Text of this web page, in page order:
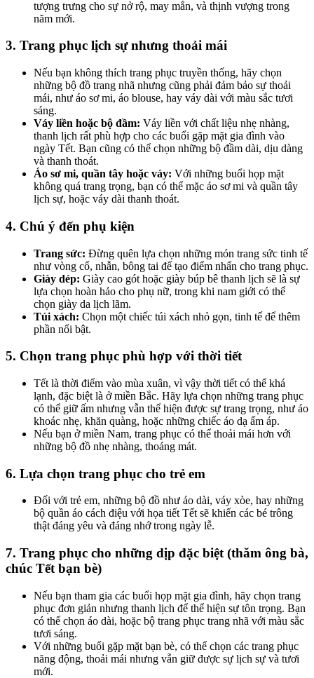
tượng trưng cho sự nở rộ, may mắn, và thịnh vượng trong
năm mới.
3. Trang phục lịch sự nhưng thoải mái
Nếu bạn không thích trang phục truyền thống, hãy chọn
những bộ đồ trang nhã nhưng cũng phải đảm bảo sự thoải
mái, như áo sơ mi, áo blouse, hay váy dài với màu sắc tươi
sáng.
Váy liền hoặc bộ đầm: Váy liền với chất liệu nhẹ nhàng,
thanh lịch rất phù hợp cho các buổi gặp mặt gia đình vào
ngày Tết. Bạn cũng có thể chọn những bộ đầm dài, dịu dàng
và thanh thoát.
Áo sơ mi, quần tây hoặc váy: Với những buổi họp mặt
không quá trang trọng, bạn có thể mặc áo sơ mi và quần tây
lịch sự, hoặc váy dài thanh thoát.
4. Chú ý đến phụ kiện
Trang sức: Đừng quên lựa chọn những món trang sức tinh tế
như vòng cổ, nhẫn, bông tai để tạo điểm nhấn cho trang phục.
Giày dép: Giày cao gót hoặc giày búp bê thanh lịch sẽ là sự
lựa chọn hoàn hảo cho phụ nữ, trong khi nam giới có thể
chọn giày da lịch lãm.
Túi xách: Chọn một chiếc túi xách nhỏ gọn, tinh tế để thêm
phần nổi bật.
5. Chọn trang phục phù hợp với thời tiết
Tết là thời điểm vào mùa xuân, vì vậy thời tiết có thể khá
lạnh, đặc biệt là ở miền Bắc. Hãy lựa chọn những trang phục
có thể giữ ấm nhưng vẫn thể hiện được sự trang trọng, như áo
khoác nhẹ, khăn quàng, hoặc những chiếc áo dạ ấm áp.
Nếu bạn ở miền Nam, trang phục có thể thoải mái hơn với
những bộ đồ nhẹ nhàng, thoáng mát.
6. Lựa chọn trang phục cho trẻ em
Đối với trẻ em, những bộ đồ như áo dài, váy xòe, hay những
bộ quần áo cách điệu với họa tiết Tết sẽ khiến các bé trông
thật đáng yêu và đáng nhớ trong ngày lễ.
7. Trang phục cho những dịp đặc biệt (thăm ông bà,
chúc Tết bạn bè)
Nếu bạn tham gia các buổi họp mặt gia đình, hãy chọn trang
phục đơn giản nhưng thanh lịch để thể hiện sự tôn trọng. Bạn
có thể chọn áo dài, hoặc bộ trang phục trang nhã với màu sắc
tươi sáng.
Với những buổi gặp mặt bạn bè, có thể chọn các trang phục
năng động, thoải mái nhưng vẫn giữ được sự lịch sự và tươi
mới.